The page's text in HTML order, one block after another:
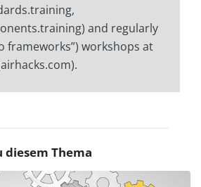
and regularly
frameworks”) workshops at
Thema